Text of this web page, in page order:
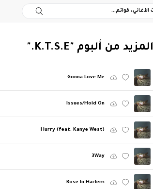
‏المزيد من ألبوم "K.T.S.E."
Gonna Love Me
Issues/Hold On
Hurry (feat. Kanye West)
3Way
Rose In Harlem